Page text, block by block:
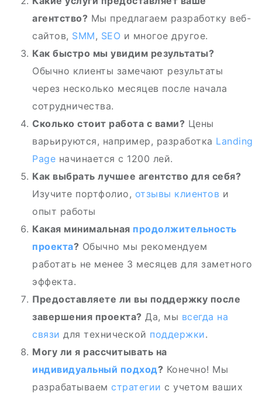
агентство? Мы предлагаем разработку веб-
сайтов, SMM, SEO и многое другое.
Как быстро мы увидим результаты?
Обычно клиенты замечают результаты
через несколько месяцев после начала
сотрудничества.
Сколько стоит работа с вами? Цены
варьируются, например, разработка Landing
Page начинается с 1200 лей.
Как выбрать лучшее агентство для себя?
Изучите портфолио, отзывы клиентов и
опыт работы
Какая минимальная продолжительность
проекта? Обычно мы рекомендуем
работать не менее 3 месяцев для заметного
эффекта.
Предоставляете ли вы поддержку после
завершения проекта? Да, мы всегда на
связи для технической поддержки.
Могу ли я рассчитывать на
индивидуальный подход? Конечно! Мы
разрабатываем стратегии с учетом ваших